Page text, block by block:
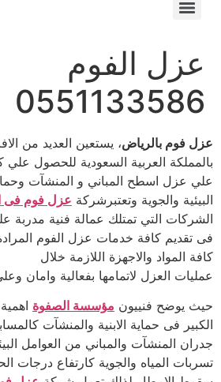
عزل الفوم
0551133586
عزل فوم بالرياض، يستعين العديد من
بالمملكة العربية السعودية للحصول
علي عزل اسطح المباني و المنشآت
البيئية والجوية وتعتبرشركة عزل فوم فى
الشركات التي تمتلك عمالة فنية
فى تقديم كافة خدمات عزل الفوم
كافة المواد والاجهزة اللازمة خلال
عمليات العزل لاتمامها بفعالية وامان
حيث يوضح فنييون مؤسسة الصفوة
الكبير فى حماية الابنية والمنشآت
جدران المنشآت والمباني من العوامل
تسربات المياه والجوية كارتفاع درجات